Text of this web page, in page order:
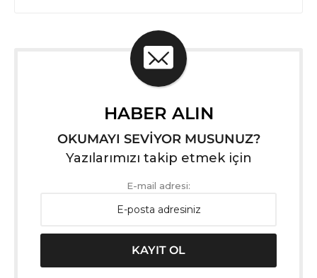
HABER ALIN
OKUMAYI SEVİYOR MUSUNUZ?
Yazılarımızı takip etmek için
E-mail adresi: